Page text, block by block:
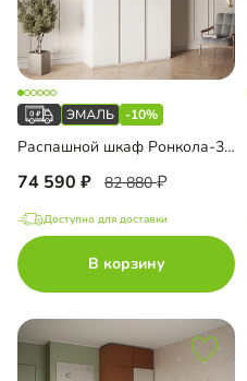
-10%
Распашной шкаф Ронкола-3 Эмаль с антресолью
74 590 82 880
Доступно для доставки
В корзину